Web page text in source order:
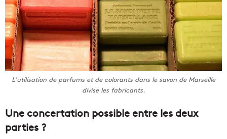
L’utilisation de parfums et de colorants dans le savon de Marseille
divise les fabricants.
Une concertation possible entre les deux
parties ?